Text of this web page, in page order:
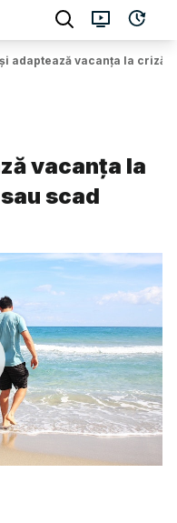
adaptează vacanța la
vacanța la
scad